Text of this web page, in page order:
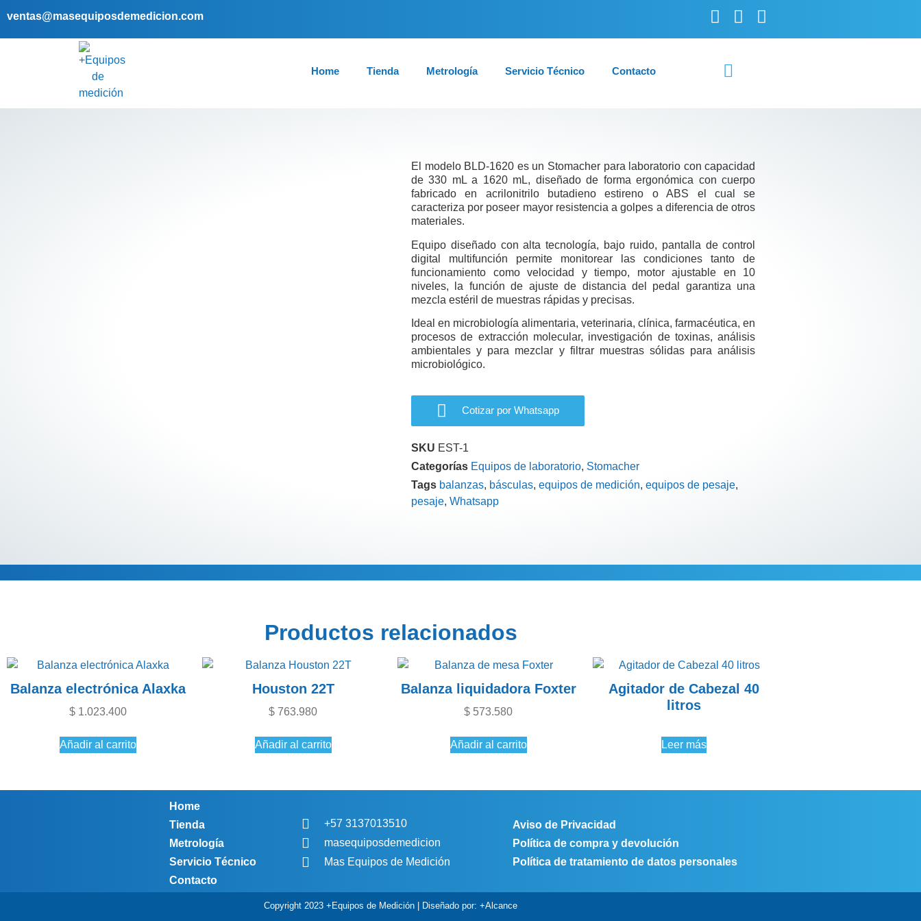
ventas@masequiposdemedicion.com
Home Tienda Metrología Servicio Técnico Contacto
El modelo BLD-1620 es un Stomacher para laboratorio con capacidad
de 330 mL a 1620 mL, diseñado de forma ergonómica con cuerpo
fabricado en acrilonitrilo butadieno estireno o ABS el cual se
caracteriza por poseer mayor resistencia a golpes a diferencia de otros
materiales.
Equipo diseñado con alta tecnología, bajo ruido, pantalla de control
digital multifunción permite monitorear las condiciones tanto de
funcionamiento como velocidad y tiempo, motor ajustable en 10
niveles, la función de ajuste de distancia del pedal garantiza una
mezcla estéril de muestras rápidas y precisas.
Ideal en microbiología alimentaria, veterinaria, clínica, farmacéutica, en
procesos de extracción molecular, investigación de toxinas, análisis
ambientales y para mezclar y filtrar muestras sólidas para análisis
microbiológico.
Cotizar por Whatsapp
SKU EST-1
Categorías Equipos de laboratorio, Stomacher
Tags balanzas, básculas, equipos de medición, equipos de pesaje,
pesaje, Whatsapp
Descripción Información adicional
Productos relacionados
Balanza electrónica Alaxka
$1.023.400
Añadir al carrito
Houston 22T
$ 763.980
Añadir al carrito
Balanza liquidadora Foxter
$ 573.580
Añadir al carrito
Agitador de Cabezal 40
litros
Leer más
Home
Tienda
Metrología
Servicio Técnico
Contacto
+57 3137013510
masequiposdemedicion
Mas Equipos de Medición
Aviso de Privacidad
Política de compra y devolución
Política de tratamiento de datos personales
Copyright 2023 +Equipos de Medición | Diseñado por: +Alcance